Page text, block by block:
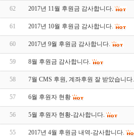
62 2017년 11월 후원금 감사합니다.
61 2017년 10월 후원금 감사합니다.
60 2017년 9월 후원금 감사합니다.
59 8월 후원금 감사합니다.
58 7월 CMS 후원, 계좌후원 잘 받았습니다.
57 6월 후원자 현황
56 5월 후원자 현황-감사합니다.
55 2017년 4월 후원금 내역-감사합니다.